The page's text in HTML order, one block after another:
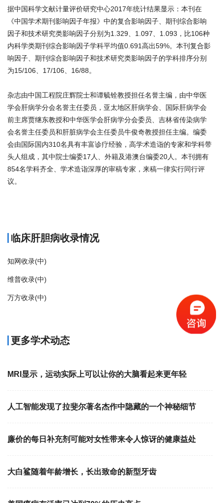
据中国科学文献计量评价研究中心2017年统计结果显示：本刊在
《中国学术期刊影响因子年报》中的复合影响因子、期刊综合影响
因子和技术研究类影响因子分别为1.329、1.097、1.093，比106种
内科学类期刊综合影响因子学科平均值0.691高出59%。本刊复合影
响因子、期刊综合影响因子和技术研究类影响因子的学科排序分别
为15/106、17/106、16/88。
杂志由中国工程院庄辉院士和谭毓铨教授担任名誉主编，由中华医
学会肝病学分会名誉主任委员，亚太地区肝病学会、国际肝病学会
前主席贾继东教授和中华医学会肝病学分会委员、吉林省传染病学
会名誉主任委员和肝脏病学会主任委员牛俊奇教授担任主编。编委
会由国际国内310名具有丰富诊疗经验，高学术造诣的专家和学科带
头人组成，其中院士编委17人、外籍及港澳台编委20人。本刊拥有
854名学科齐全、学术造诣深厚的审稿专家，来稿一律实行同行评
议。
临床肝胆病收录情况
知网收录(中)
维普收录(中)
万方收录(中)
更多学术动态
MRI显示，运动实际上可以让你的大脑看起来更年轻
人工智能发现了拉斐尔著名杰作中隐藏的一个神秘细节
廉价的每日补充剂可能对女性带来令人惊讶的健康益处
大白鲨随着年龄增长，长出致命的新型牙齿